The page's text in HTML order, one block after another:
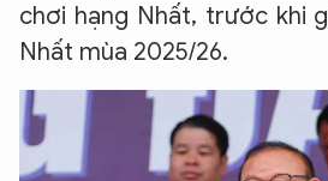
chơi hạng Nhất, trước khi
Nhất mùa 2025/26.